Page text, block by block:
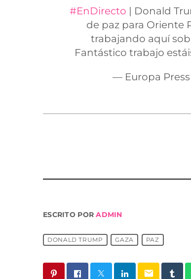
#EnDirecto | Donald
de paz para Oriente
trabajando aquí
Fantástico trabajo
— Europa
ESCRITO PORADMIN
DONALD TRUMP GAZA PAZ
email